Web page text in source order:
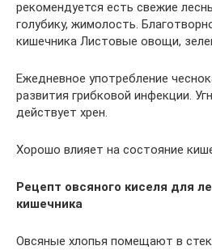
рекомендуется есть свежие
голубику, жимолость.
кишечника Листовые овощи,
Ежедневное употребление
развития грибковой инфекции.
действует хрен.
Хорошо влияет на состояние
Рецепт овсяного киселя для
кишечника
Овсяные хлопья помещают в